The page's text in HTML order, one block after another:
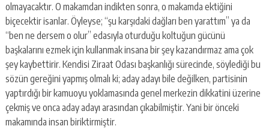
olmayacaktır. O makamdan indikten sonra, o makamda ektiğini
biçecektir isanlar. Öyleyse; “şu karşıdaki dağları ben yarattım” ya da
“ben ne dersem o olur” edasıyla oturduğu koltuğun gücünü
başkalarını ezmek için kullanmak insana bir şey kazandırmaz ama çok
şey kaybettirir. Kendisi Ziraat Odası başkanlığı sürecinde, söylediği bu
sözün gereğini yapmış olmalı ki; aday adayı bile değilken, partisinin
yaptırdığı bir kamuoyu yoklamasında genel merkezin dikkatini üzerine
çekmiş ve onca aday adayı arasından çıkabilmiştir. Yani bir önceki
makamında insan biriktirmiştir.